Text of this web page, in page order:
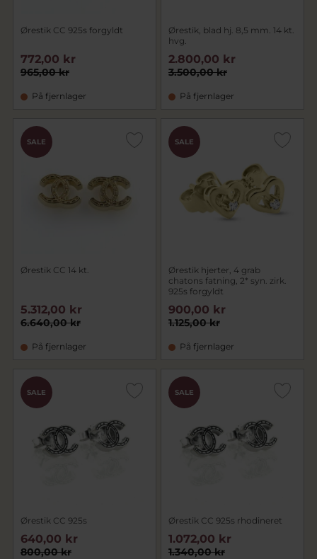
Ørestik CC 925s forgyldt
965,00 kr
772,00 kr
På fjernlager
Ørestik, blad hj. 8,5 mm. 14 kt.
hvg.
3.500,00 kr
2.800,00 kr
På fjernlager
SALE
Ørestik CC 14 kt.
6.640,00 kr
5.312,00 kr
På fjernlager
SALE
Ørestik hjerter, 4 grab
chatons fatning, 2* syn. zirk.
925s forgyldt
1.125,00 kr
900,00 kr
På fjernlager
SALE
Ørestik CC 925s
800,00 kr
640,00 kr
SALE
Ørestik CC 925s rhodineret
1.340,00 kr
1.072,00 kr